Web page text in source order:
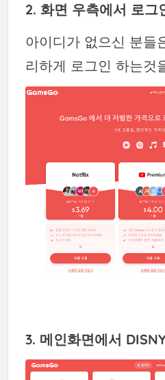
2. 화면 우측에서 로그
아이디가 없으신 분들
리하게 로그인 하는것
3. 메인화면에서